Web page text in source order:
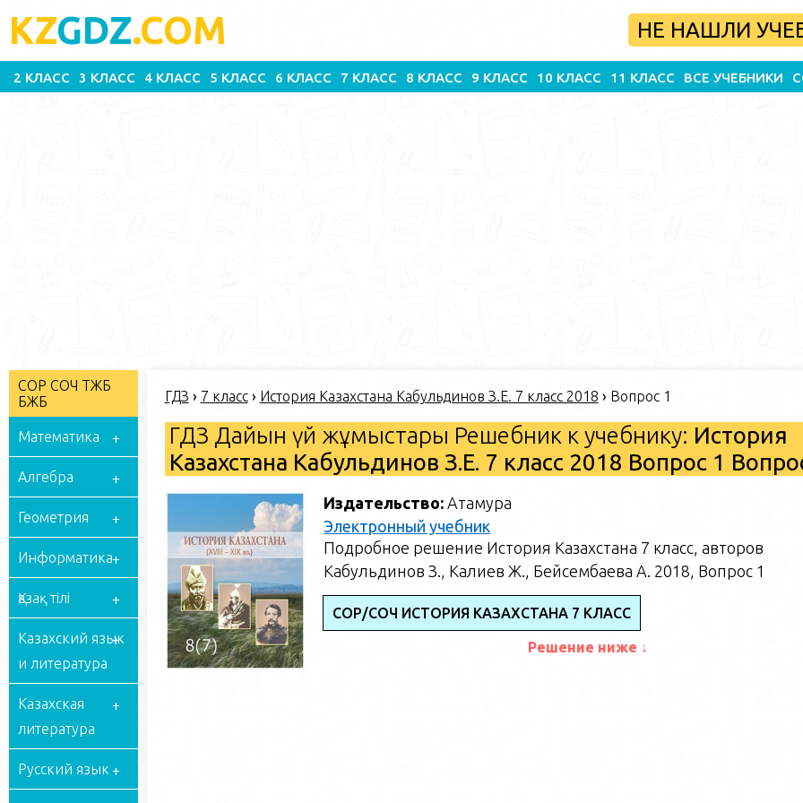
KZGDZ.COM НЕ НАШЛИ
2 КЛАСС 3 КЛАСС 4 КЛАСС 5 КЛАСС 6 КЛАСС 7 КЛАСС 8 КЛАСС 9 КЛАСС 10 КЛАСС 11 КЛАСС ВСЕ УЧЕБНИКИ
СОР СОЧ ТЖБ
БЖБ
Математика
Алгебра
Геометрия
Информатика
Қазақ тілі
Казахский язык
и литература
Казахская
литература
Русский язык
ГДЗ › 7 класс› История Казахстана Кабульдинов З.Е. 7 класс 2018 › Вопрос 1
ГДЗ Дайын үй жұмыстары Решебник к учебнику: История
Казахстана Кабульдинов З.Е. 7 класс 2018 Вопрос 1
Издательство:Атамура
Электронный учебник
Подробное решение История Казахстана 7 класс, авторов
Кабульдинов З., Калиев Ж., Бейсембаева А. 2018, Вопрос 1
СОР/СОЧ ИСТОРИЯ КАЗАХСТАНА 7 КЛАСС
Решение ниже ↓